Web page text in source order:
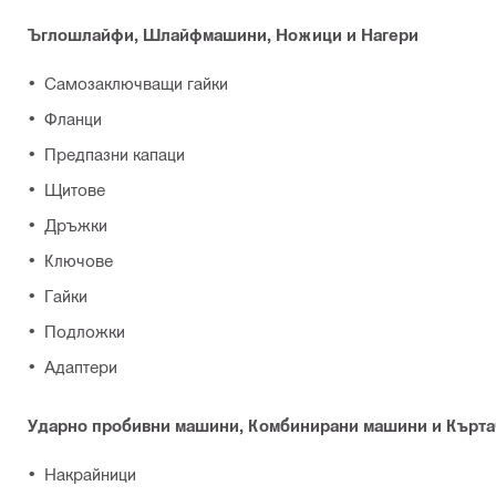
Ъглошлайфи, Шлайфмашини, Ножици и Нагери
Самозаключващи гайки
Фланци
Предпазни капаци
Щитове
Дръжки
Ключове
Гайки
Подложки
Адаптери
Ударно пробивни машини, Комбинирани машини и
Накрайници